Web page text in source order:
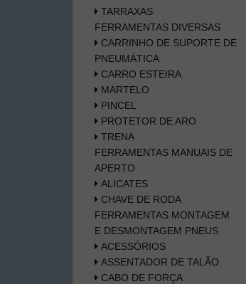
TARRAXAS
FERRAMENTAS DIVERSAS
CARRINHO DE SUPORTE DE
PNEUMÁTICA
CARRO ESTEIRA
MARTELO
PINCEL
PROTETOR DE ARO
TRENA
FERRAMENTAS MANUAIS DE
APERTO
ALICATES
CHAVE DE RODA
FERRAMENTAS MONTAGEM
E DESMONTAGEM PNEUS
ACESSÓRIOS
ASSENTADOR DE TALÃO
CABO DE FORÇA